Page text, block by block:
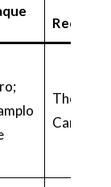
The Ritz-
Carlton